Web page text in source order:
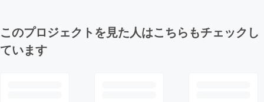
このプロジェクトを見た人はこちらもチェックし
ています